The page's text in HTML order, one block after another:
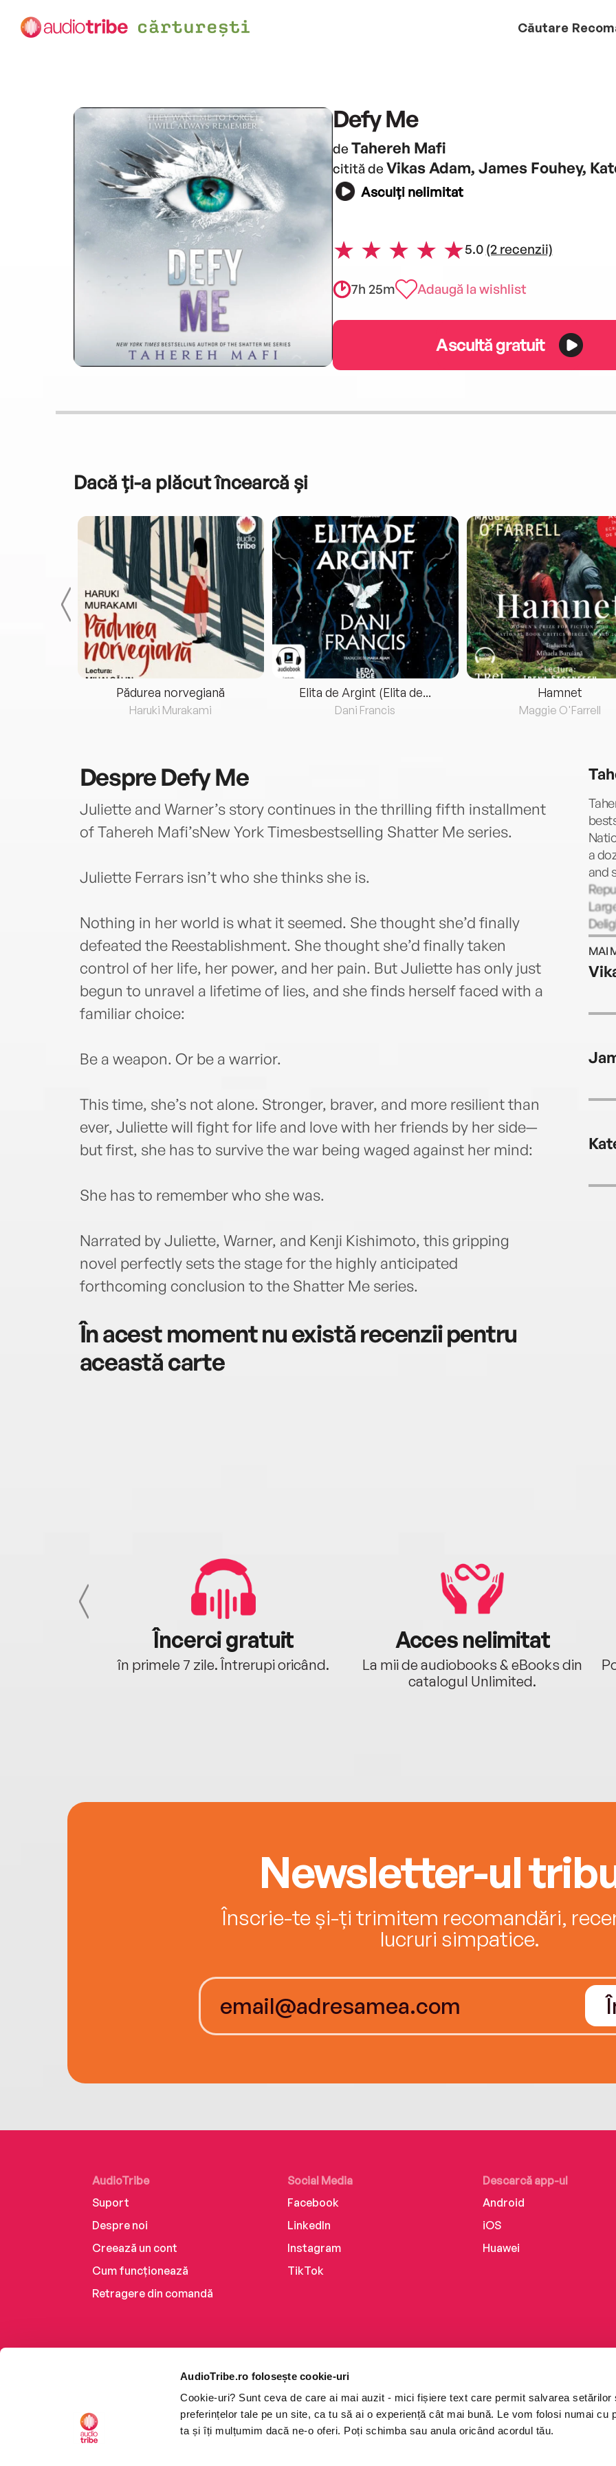
AudioTribe.ro folosește cookie-uri
Cookie-uri? Sunt ceva de care ai mai auzit - mici fișiere text care permit salvarea setărilor
preferințelor tale pe un site, ca tu să ai o experiență cât mai bună. Le vom folosi numai cu
ta și îți mulțumim dacă ne-o oferi. Poți schimba sau anula oricând acordul tău.
Căutare
Defy Me
de Tahereh Mafi
citită de Vikas Adam, James Fouhey,
Asculți nelimitat
5.0 (2 recenzii)
7h 25m Adaugă la wishlist
Ascultă gratuit
Dacă ți-a plăcut încearcă și
Pădurea norvegiană
Haruki Murakami
Elita de Argint (Elita de...
Dani Francis
Hamnet
Maggie O'Farrell
DespreDefy Me
Juliette and Warner’s story continues in the thrilling fifth installment
of Tahereh Mafi’sNew York Timesbestselling Shatter Me series.
Juliette Ferrars isn’t who she thinks she is.
Nothing in her world is what it seemed. She thought she’d finally
defeated the Reestablishment. She thought she’d finally taken
control of her life, her power, and her pain. But Juliette has only just
begun to unravel a lifetime of lies, and she finds herself faced with a
familiar choice:
Be a weapon. Or be a warrior.
This time, she’s not alone. Stronger, braver, and more resilient than
ever, Juliette will fight for life and love with her friends by her side—
but first, she has to survive the war being waged against her mind:
She has to remember who she was.
Narrated by Juliette, Warner, and Kenji Kishimoto, this gripping
novel perfectly sets the stage for the highly anticipated
forthcoming conclusion to the Shatter Me series.
În acest moment nu există recenzii pentru
această carte
a
and
MAI
Încerci gratuit
în primele 7 zile. Întrerupi oricând.
Acces nelimitat
La mii de audiobooks & eBooks din
catalogul Unlimited.
Newsletter-ul
Înscrie-te și-ți trimitem recomandări,
lucruri simpatice.
AudioTribe
Suport
Despre noi
Creează un cont
Cum funcționează
Retragere din comandă
Social Media
Facebook
LinkedIn
Instagram
TikTok
Descarcă app-ul
Android
iOS
Huawei